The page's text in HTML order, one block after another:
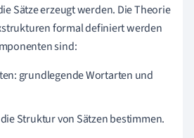
Sätze erzeugt werden. Die Theorie
formal definiert werden
sind:
grundlegende Wortarten und
Struktur von Sätzen bestimmen.